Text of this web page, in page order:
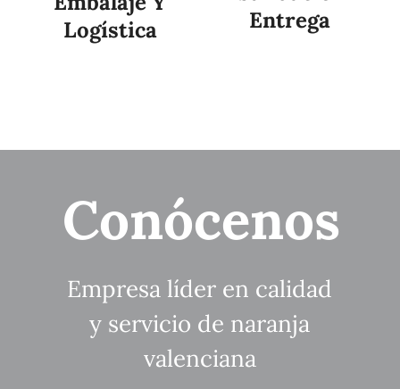
Logística
Entrega
Conócenos
Empresa líder en calidad
y servicio de naranja
valenciana